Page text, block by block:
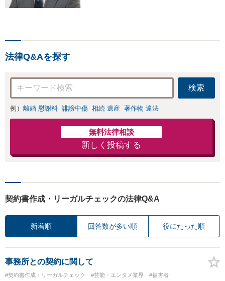
法律Q&Aを探す
検索
例） 離婚 慰謝料 誹謗中傷 相続 遺産 著作物 違法
無料法律相談
新しく投稿する
契約書作成・リーガルチェックの法律Q&A
新着順 回答数が多い順 役にたった順
事務所との契約に関して
#契約書作成・リーガルチェック #芸能・エンタメ業界 #被害者